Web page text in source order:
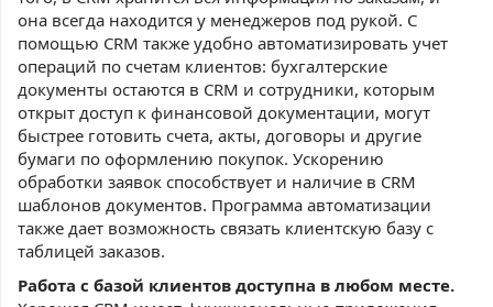
она всегда находится у менеджеров под рукой. С
помощью CRM также удобно автоматизировать учет
операций по счетам клиентов: бухгалтерские
документы остаются в CRM и сотрудники, которым
открыт доступ к финансовой документации, могут
быстрее готовить счета, акты, договоры и другие
бумаги по оформлению покупок. Ускорению
обработки заявок способствует и наличие в CRM
шаблонов документов. Программа автоматизации
также дает возможность связать клиентскую базу с
таблицей заказов.
Работа с базой клиентов доступна в любом месте.